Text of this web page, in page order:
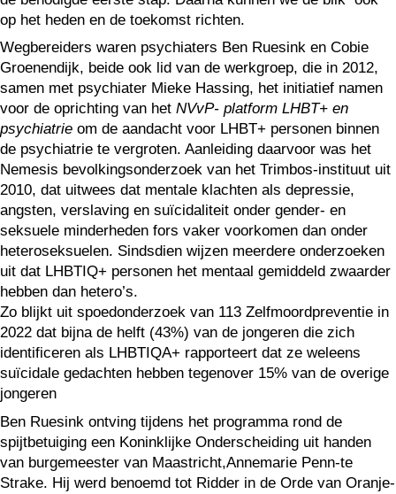
op het heden en de toekomst richten.
Wegbereiders waren psychiaters Ben Ruesink en Cobie
Groenendijk, beide ook lid van de werkgroep, die in 2012,
samen met psychiater Mieke Hassing, het initiatief namen
voor de oprichting van het NVvP- platform LHBT+ en
psychiatrie om de aandacht voor LHBT+ personen binnen
de psychiatrie te vergroten. Aanleiding daarvoor was het
Nemesis bevolkingsonderzoek van het Trimbos-instituut uit
2010, dat uitwees dat mentale klachten als depressie,
angsten, verslaving en suïcidaliteit onder gender- en
seksuele minderheden fors vaker voorkomen dan onder
heteroseksuelen. Sindsdien wijzen meerdere onderzoeken
uit dat LHBTIQ+ personen het mentaal gemiddeld zwaarder
hebben dan hetero’s.
Zo blijkt uit spoedonderzoek van 113 Zelfmoordpreventie in
2022 dat bijna de helft (43%) van de jongeren die zich
identificeren als LHBTIQA+ rapporteert dat ze weleens
suïcidale gedachten hebben tegenover 15% van de overige
jongeren
Ben Ruesink ontving tijdens het programma rond de
spijtbetuiging een Koninklijke Onderscheiding uit handen
van burgemeester van Maastricht,Annemarie Penn-te
Strake. Hij werd benoemd tot Ridder in de Orde van Oranje-